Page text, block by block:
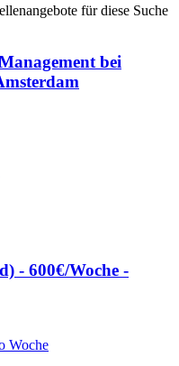
für diese Suche
bei
- 600€/Woche -
Woche